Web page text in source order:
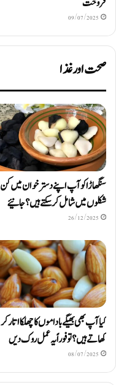
09/07/2025
صحت اور غذا
سنگھاڑا کو آپ اپنے دستر خوان میں کن
شکلوں میں شامل کرسکتے ہیں ؟ جانیئے
26/12/2025
کیا آپ بھی بھیگے باداموں کا چھلکا اتار کر
کھاتے ہیں؟ تو فوراً یہ عمل روک دیں
08/07/2025